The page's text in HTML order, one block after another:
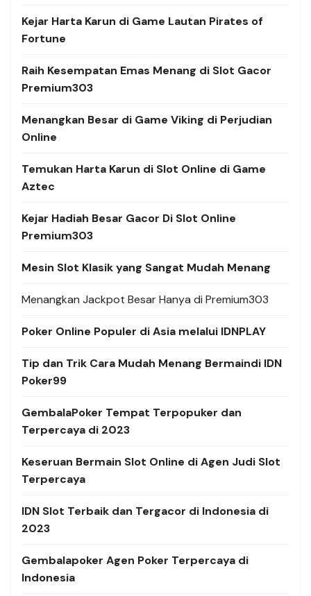
Kejar Harta Karun di Game Lautan Pirates of
Fortune
Raih Kesempatan Emas Menang di Slot Gacor
Premium303
Menangkan Besar di Game Viking di Perjudian
Online
Temukan Harta Karun di Slot Online di Game
Aztec
Kejar Hadiah Besar Gacor Di Slot Online
Premium303
Mesin Slot Klasik yang Sangat Mudah Menang
Menangkan Jackpot Besar Hanya di Premium303
Poker Online Populer di Asia melalui IDNPLAY
Tip dan Trik Cara Mudah Menang Bermaindi IDN
Poker99
GembalaPoker Tempat Terpopuker dan
Terpercaya di 2023
Keseruan Bermain Slot Online di Agen Judi Slot
Terpercaya
IDN Slot Terbaik dan Tergacor di Indonesia di
2023
Gembalapoker Agen Poker Terpercaya di
Indonesia